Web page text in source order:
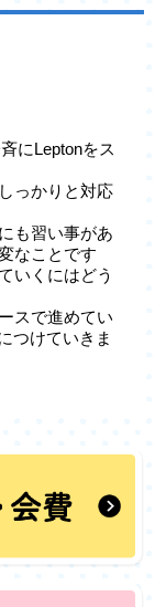
にLeptonをス
っかりと対応
も習い事があ
なことです
いくにはどう
スで進めてい
つけていきま